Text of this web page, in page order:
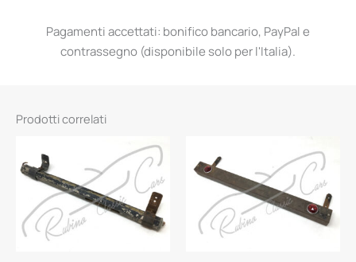
Pagamenti accettati: bonifico bancario, PayPal e
contrassegno (disponibile solo per l'Italia).
Prodotti correlati